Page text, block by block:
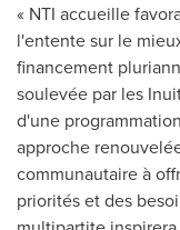
« NTI accueille
l'entente sur le
financement
soulevée par les
d'une
approche
communautaire à
priorités et des